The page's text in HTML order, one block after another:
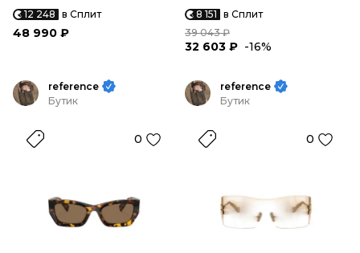
12 248 в Сплит
48 990 ₽
8 151 в Сплит
39 043 ₽
32 603 ₽ -16%
reference
Бутик
0
reference
Бутик
0